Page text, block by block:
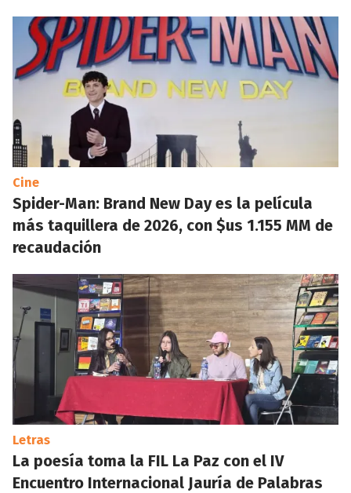
Cine
Spider-Man: Brand New Day es la película
más taquillera de 2026, con $us 1.155 MM de
recaudación
Letras
La poesía toma la FIL La Paz con el IV
Encuentro Internacional Jauría de Palabras